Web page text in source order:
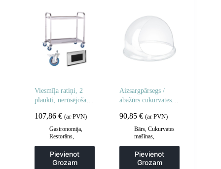
Viesmīļa ratiņi, 2
plaukti, nerūsējošais
107,86 € (ar PVN)
Gastronomija
Restorāns
piederumi
Viesmīļu ratiņi
Pievienot
Grozam
Aizsargpārsegs /
abažūrs cukurvates
90,85€ (ar PVN)
Bārs ,Cukurvates
mašīnas
Pievienot
Grozam